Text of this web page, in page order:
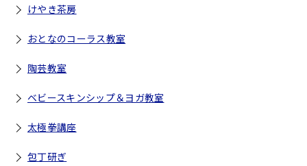
けやき茶房
おとなのコーラス教室
陶芸教室
ベビースキンシップ＆ヨガ教室
太極拳講座
包丁研ぎ